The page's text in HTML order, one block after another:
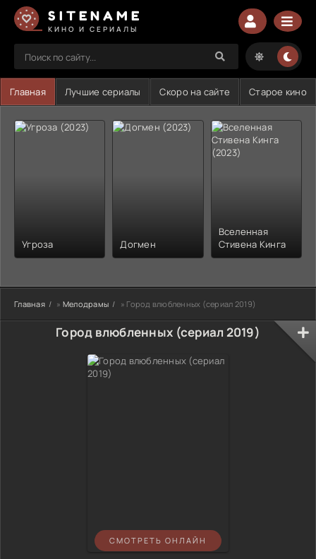
SITENAME
КИНО И СЕРИАЛЫ
Главная Лучшие сериалы Скоро на сайте Старое кино
Угроза Догмен
Вселенная
Стивена Кинга
Главная » Мелодрамы » Город влюбленных (сериал 2019)
Город влюбленных (сериал 2019)
СМОТРЕТЬ ОНЛАЙН